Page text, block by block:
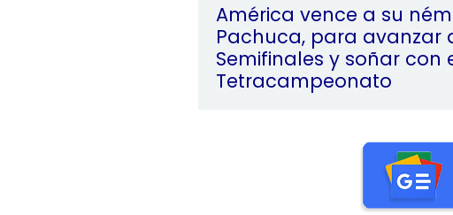
América vence a su
Pachuca, para avanzar
Semifinales y soñar con
Tetracampeonato